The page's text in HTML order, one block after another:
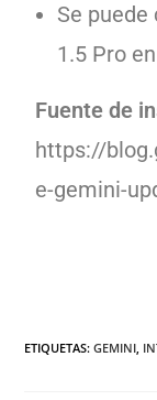
Se puede
1.5 Pro
Fuente de
https://
e-gemini-
ETIQUETAS:GEMINI,